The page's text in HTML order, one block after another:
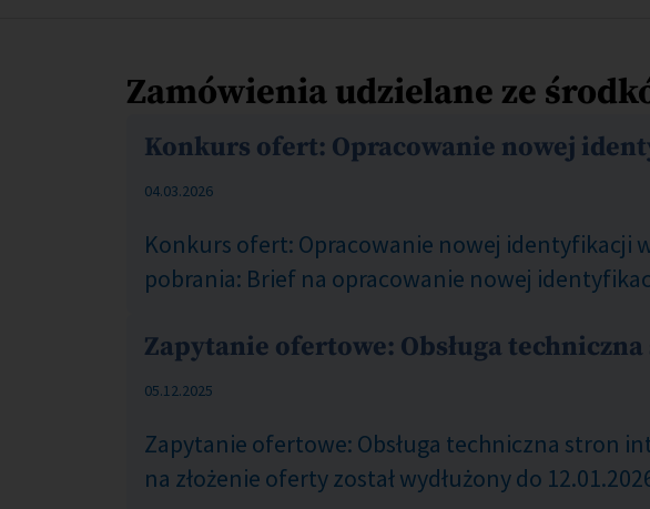
Zamówienia udzielane ze
Konkurs ofert: Opracowanie nowej
COM_CONTENT_PUBLISHED_DATE_ON
04.03.2026
Konkurs ofert: Opracowanie nowej identyfikacji
pobrania: Brief na opracowanie nowej
Zapytanie ofertowe: Obsługa
COM_CONTENT_PUBLISHED_DATE_ON
05.12.2025
Zapytanie ofertowe: Obsługa techniczna stron
na złożenie oferty został wydłużony do